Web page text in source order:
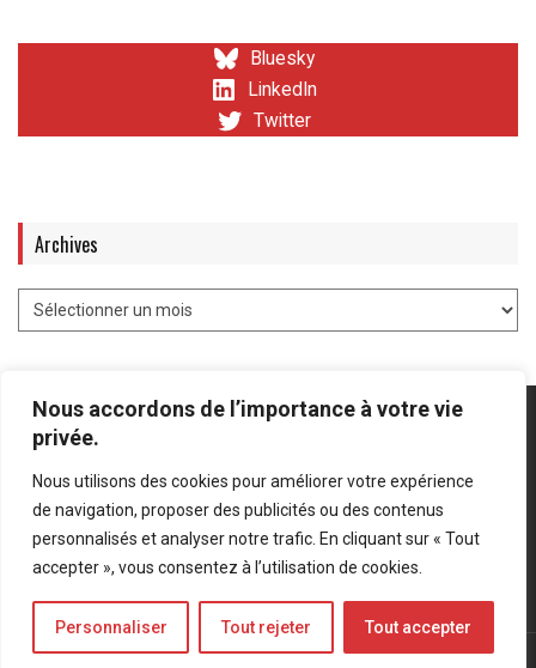
Nous accordons de l’importance à votre vie
privée.
Nous utilisons des cookies pour améliorer votre expérience
de navigation, proposer des publicités ou des contenus
personnalisés et analyser notre trafic. En cliquant sur « Tout
accepter », vous consentez à l’utilisation de cookies.
Personnaliser Tout rejeter Tout accepter
Bluesky
LinkedIn
Twitter
Archives
Mentions légales Politique de confidentialité
Bluesky
LinkedIn
Twitter
© Forces Operations Blog - 2022